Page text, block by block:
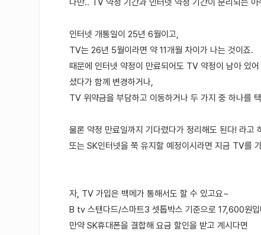
다만.. TV 약정 기간과 인터넷 약정 기간이 분리되는 아
인터넷 개통일이 25년 6월이고,
TV는 26년 5월이라면 약 11개월 차이가 나는 것이죠.
때문에 인터넷 약정이 만료되어도 TV 약정이 남아 있
셨다가 함께 변경하거나,
TV 위약금을 부담하고 이동하거나 두 가지 중 하나를
물론 약정 만료일까지 기다렸다가 정리해도 된다! 라고
또는 SK인터넷을 쭉 유지할 예정이시라면 지금 TV를
자, TV 가입은 백메가 통해서도 할 수 있고요~
B tv 스탠다드/스마트3 셋톱박스 기준으로 17,600원입
만약 SK휴대폰을 결합해 요금 할인을 받고 계시다면